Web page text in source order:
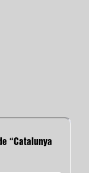
“Catalunya